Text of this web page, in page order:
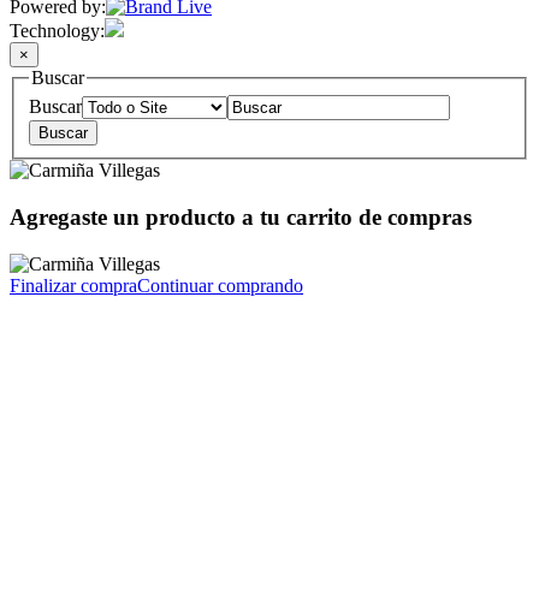
Powered by:
Technology:
×
Buscar
Buscar
Agregaste un producto a tu carrito de compras
Finalizar compraContinuar comprando